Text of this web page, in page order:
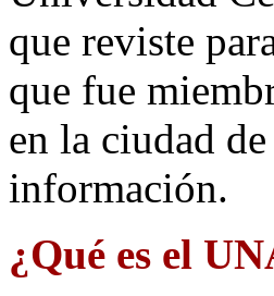
que reviste
que fue
en la ciudad
información.
¿Qué es el